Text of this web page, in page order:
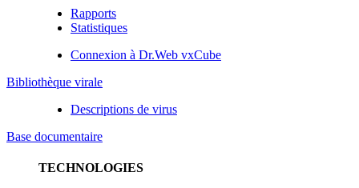
Rapports
Statistiques
Connexion à Dr.Web vxCube
Bibliothèque virale
Descriptions de virus
Base documentaire
TECHNOLOGIES